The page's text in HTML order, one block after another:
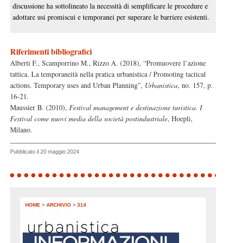
discussione ha sottolineato la necessità di semplificare le procedure e
adottare usi promiscui e temporanei per superare le barriere esistenti.
Riferimenti bibliografici
Alberti F., Scamporrino M., Rizzo A. (2018), “Promuovere l’azione
tattica. La temporaneità nella pratica urbanistica / Promoting tactical
actions. Temporary uses and Urban Planning”, Urbanistica, no. 157, p.
16-21.
Maussier B. (2010), Festival management e destinazione turistica. I
Festival come nuovi media della società postindustriale, Hoepli,
Milano.
Pubblicato il 20 maggio 2024
HOME > ARCHIVIO > 314